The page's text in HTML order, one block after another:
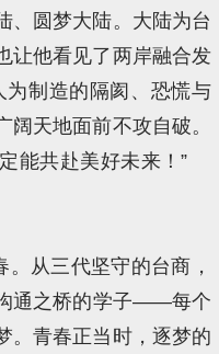
、圆梦大陆。大陆为台
让他看见了两岸融合发
为制造的隔阂、恐慌与
天地面前不攻自破。
能共赴美好未来！”
。从三代坚守的台商，
通之桥的学子——每个
。青春正当时，逐梦的